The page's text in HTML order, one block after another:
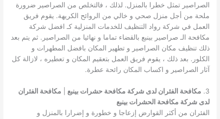
الصراصير تمثل خطرا بالمنزل. لذلك ، فالتخلص من الصراصير ضرورة
ملحة من أجل منزل صحي و خالي من الروائح الكريهة. يقوم فريق
العمل في شركة رواد التنظيف للخدمات المنزلية كـ افضل شركة
مكافحة الـ صراصير بينبع بالقضاء تماما و نهائيا من الصراصير. ثم يتم بعد
ذلك تنظيف مكان الصراصير و تطهير المكان بافضل المطهرات و
الكلور. بعد ذلك ، يقوم فريق العمل بتعقيم المكان و تعطيره ، لازالة كل
آثار الصراصير و اكساب المكان رائحة عطرة.
3. مكافحة الفئران لدى شركة مكافحة حشرات بينبع
مكافحة الفئران
لدى شركة مكافحة الحشرات بينبع
الفئران من أكثر القوارض إزعاجا و خطورة و إضرارا بالمنزل و